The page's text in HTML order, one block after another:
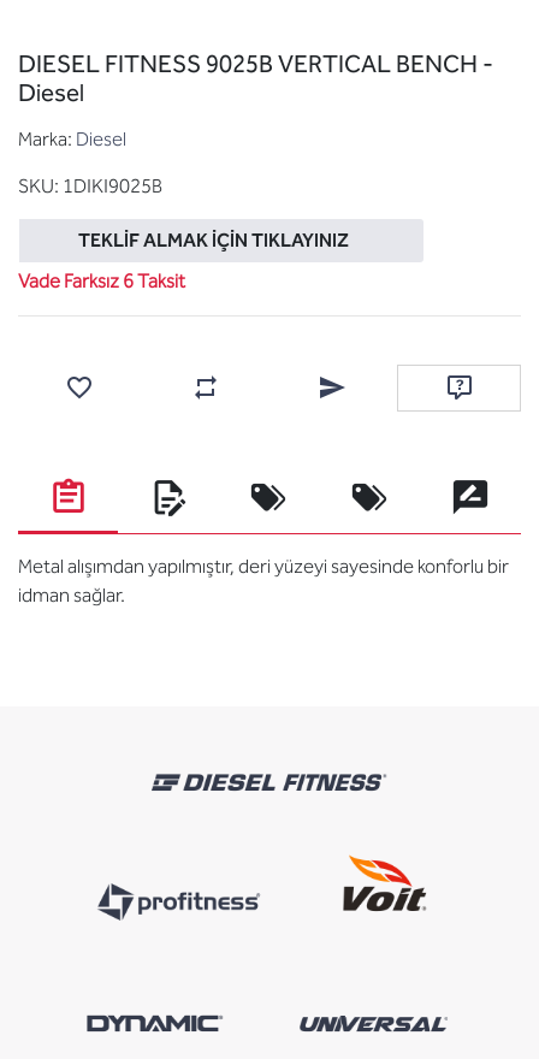
DIESEL FITNESS 9025B VERTICAL BENCH -
Diesel
Marka: Diesel
SKU: 1DIKI9025B
TEKLIF ALMAK İÇIN TIKLAYINIZ
Vade Farksız 6 Taksit
Karşılaştırma listesine ekleArkadaşına e-posta ile
Soru sor
Metal alışımdan yapılmıştır, deri yüzeyi sayesinde konforlu bir
idman sağlar.